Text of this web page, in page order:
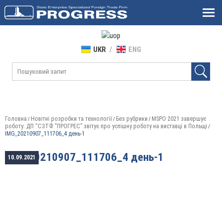
UKR ENG
Головна / Новітні розробки та технології/ Без рубрики / MSPO 2021 завершує
роботу: ДП “СЗТФ “ПРОГРЕС” звітує про успішну роботу на виставці в Польщі /
IMG_20210907_111706_4 день-1
IMG_20210907_111706_4 день-1
10.09.2021